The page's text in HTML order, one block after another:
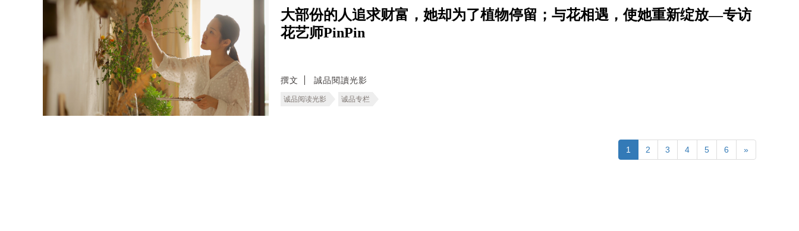
大部份的人追求财富，她却为了植物停留；与花相遇，使她重新绽放—专访
花艺师PinPin
撰文 誠品閱讀光影
诚品阅读光影 诚品专栏
1 2 3 4 5 6 »